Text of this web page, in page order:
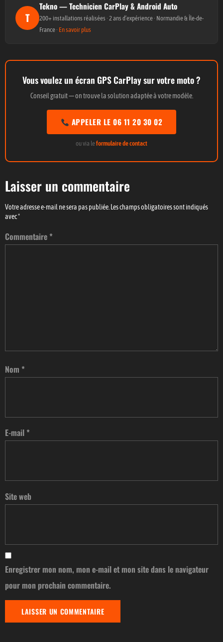
T
Tekno — Technicien CarPlay & Android Auto
200+ installations réalisées · 2 ans d’expérience · Normandie & Île-de-
France · En savoir plus
Vous voulez un écran GPS CarPlay sur votre moto ?
Conseil gratuit — on trouve la solution adaptée à votre modèle.
APPELER LE 06 11 20 30 02
ou via le formulaire de contact
Laisser un commentaire
Votre adresse e-mail ne sera pas publiée. Les champs obligatoires sont indiqués
avec*
Commentaire *
Nom *
E-mail *
Site web
Enregistrer mon nom, mon e-mail et mon site dans le navigateur
pour mon prochain commentaire.